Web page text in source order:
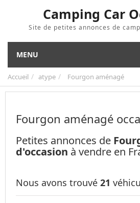
Camping Car
Site de petites annonces de
MENU
Accueil atype Fourgon aménagé
Fourgon aménagé
Petites annonces de
d'occasion à vendre en
Nous avons trouvé 21